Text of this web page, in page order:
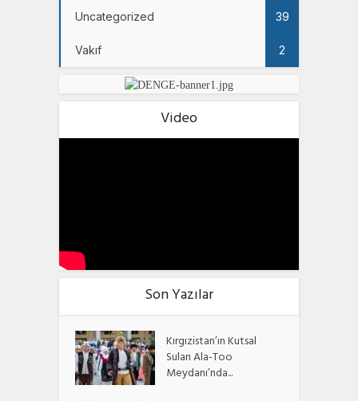
Uncategorized 39
Vakıf 2
Video
Son Yazılar
Kırgızistan’ın Kutsal
Suları Ala-Too
Meydanı’nda...